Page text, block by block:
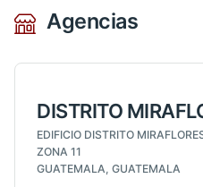
Agencias
DISTRITO
EDIFICIO DISTRITO
ZONA 11
GUATEMALA, GUATEMALA